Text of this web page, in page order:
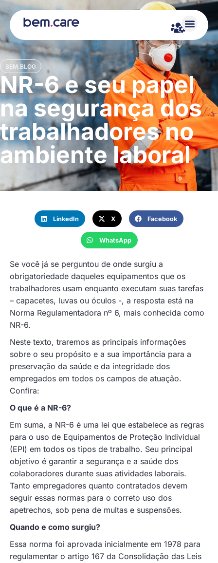
BEM.BLOG
NR-6 e seu papel
na segurança dos
trabalhadores no
ambiente laboral
LinkedIn X Facebook
WhatsApp
Se você já se perguntou de onde surgiu a
obrigatoriedade daqueles equipamentos que os
trabalhadores usam enquanto executam suas tarefas
– capacetes, luvas ou óculos -, a resposta está na
Norma Regulamentadora nº 6, mais conhecida como
NR-6.
Neste texto, traremos as principais informações
sobre o seu propósito e a sua importância para a
preservação da saúde e da integridade dos
empregados em todos os campos de atuação.
Confira:
O que é a NR-6?
Em suma, a NR-6 é uma lei que estabelece as regras
para o uso de Equipamentos de Proteção Individual
(EPI) em todos os tipos de trabalho. Seu principal
objetivo é garantir a segurança e a saúde dos
colaboradores durante suas atividades laborais.
Tanto empregadores quanto contratados devem
seguir essas normas para o correto uso dos
apetrechos, sob pena de multas e suspensões.
Quando e como surgiu?
Essa norma foi aprovada inicialmente em 1978 para
regulamentar o artigo 167 da Consolidação das Leis